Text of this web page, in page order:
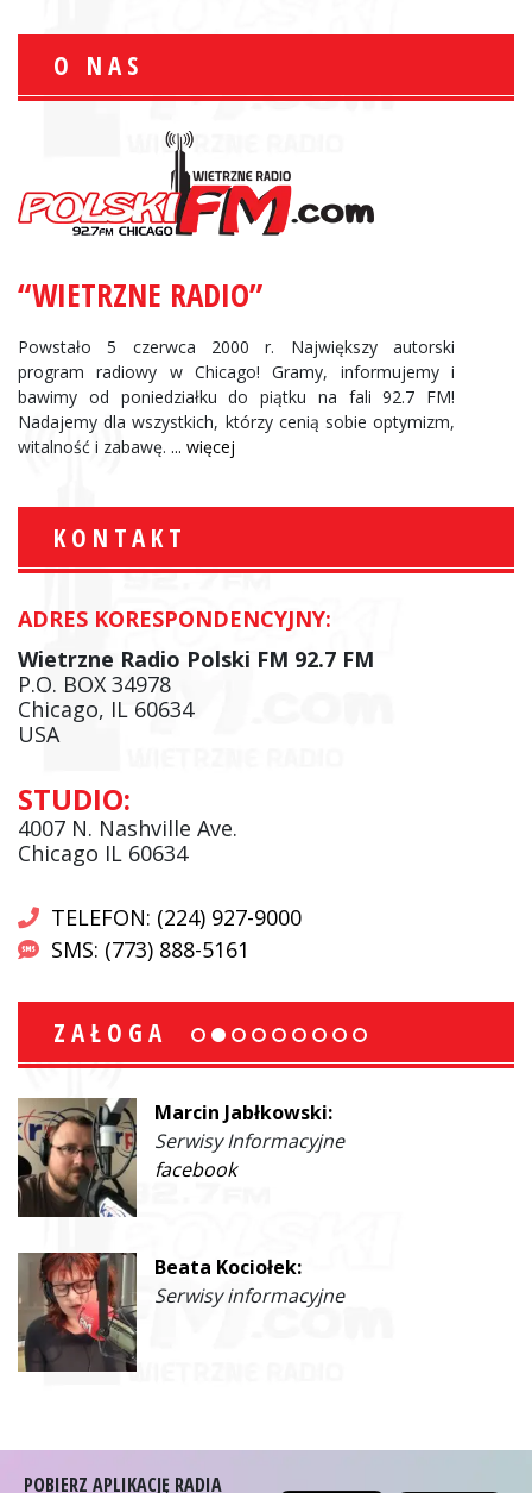
O NAS
“WIETRZNE RADIO”
Powstało 5 czerwca 2000 r. Największy autorski
program radiowy w Chicago! Gramy, informujemy i
bawimy od poniedziałku do piątku na fali 92.7 FM!
Nadajemy dla wszystkich, którzy cenią sobie optymizm,
witalność i zabawę. ... więcej
KONTAKT
ADRES KORESPONDENCYJNY:
Wietrzne Radio Polski FM 92.7 FM
P.O. BOX 34978
Chicago, IL 60634
USA
STUDIO:
4007 N. Nashville Ave.
Chicago IL 60634
TELEFON: (224) 927-9000
SMS: (773) 888-5161
ZAŁOGA
Marcin Jabłkowski:
Serwisy Informacyjne
facebook
Beata Kociołek:
Serwisy informacyjne
POBIERZ APLIKACJĘ RADIA